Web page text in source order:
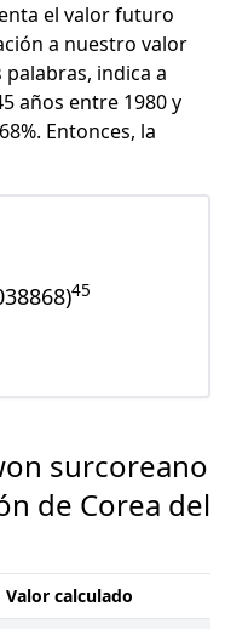
el valor futuro
a nuestro valor
indica a
años entre 1980 y
Entonces, la
45
surcoreano
de Corea del
Valor calculado